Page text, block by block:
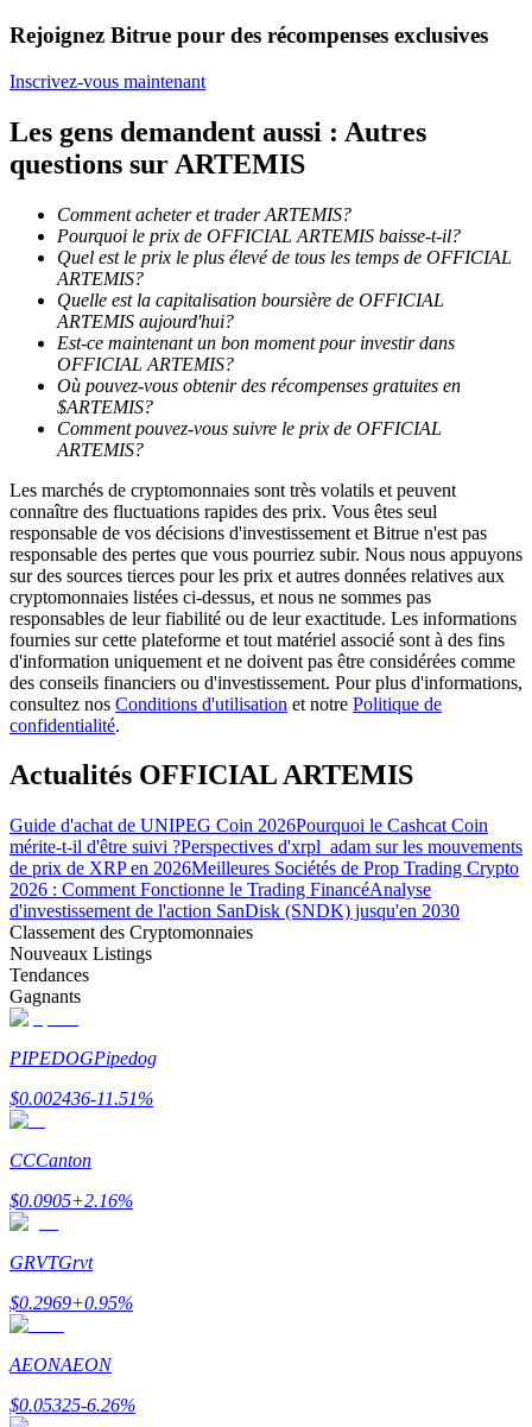
Analyse de mégadonnées, y compris des informations
commerciales, etc.
Guide
Guide de démarrage des contrats à terme
Stratégies de trading
Apprenez à rester rentable
Gagner
Cochon de puissance
Gagnez quotidiennement des récompenses compétitives
Rejoignez Bitrue pour des récompenses exclusives
Inscrivez-vous maintenant
Les gens demandent aussi : Autres
questions sur ARTEMIS
Comment acheter et trader ARTEMIS?
Pourquoi le prix de OFFICIAL ARTEMIS baisse-t-il?
Quel est le prix le plus élevé de tous les temps de OFFICIAL
ARTEMIS?
Quelle est la capitalisation boursière de OFFICIAL
ARTEMIS aujourd'hui?
Est-ce maintenant un bon moment pour investir dans
OFFICIAL ARTEMIS?
Où pouvez-vous obtenir des récompenses gratuites en
$ARTEMIS?
Comment pouvez-vous suivre le prix de OFFICIAL
ARTEMIS?
Les marchés de cryptomonnaies sont très volatils et peuvent
connaître des fluctuations rapides des prix. Vous êtes seul
responsable de vos décisions d'investissement et Bitrue n'est pas
responsable des pertes que vous pourriez subir. Nous nous appuyons
sur des sources tierces pour les prix et autres données relatives aux
cryptomonnaies listées ci-dessus, et nous ne sommes pas
responsables de leur fiabilité ou de leur exactitude. Les informations
fournies sur cette plateforme et tout matériel associé sont à des fins
d'information uniquement et ne doivent pas être considérées comme
des conseils financiers ou d'investissement. Pour plus d'informations,
consultez nos Conditions d'utilisation et notre Politique de
confidentialité.
Actualités OFFICIAL ARTEMIS
Guide d'achat de UNIPEG Coin 2026Pourquoi le Cashcat Coin
mérite-t-il d'être suivi ?Perspectives d'xrpl_adam sur les mouvements
de prix de XRP en 2026Meilleures Sociétés de Prop Trading Crypto
2026 : Comment Fonctionne le Trading FinancéAnalyse
d'investissement de l'action SanDisk (SNDK) jusqu'en 2030
Classement des Cryptomonnaies
Nouveaux Listings
Tendances
Gagnants
PIPEDOGPipedog
$0.002436-11.51%
CCCanton
$0.0905+2.16%
GRVTGrvt
$0.2969+0.95%
AEONAEON
$0.05325-6.26%